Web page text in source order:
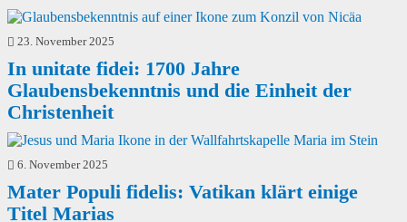
23. November 2025
In unitate fidei: 1700 Jahre
Glaubensbekenntnis und die Einheit der
Christenheit
6. November 2025
Mater Populi fidelis: Vatikan klärt einige
Titel Marias